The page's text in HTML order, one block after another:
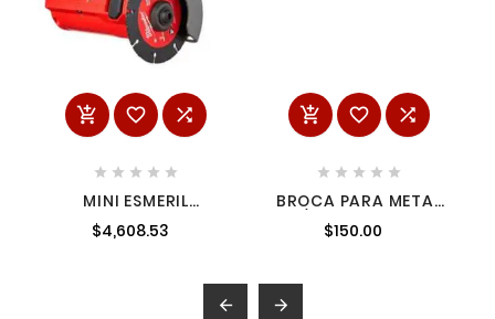
  
    
MINI ESMERIL
COMPACTA 3" M12 SIN
BATERIA MILWAUKEE
$4,608.53
  
    
BROCA PARA METAL
27/64" MILWAUKEE
48892843 1
$150.00
 